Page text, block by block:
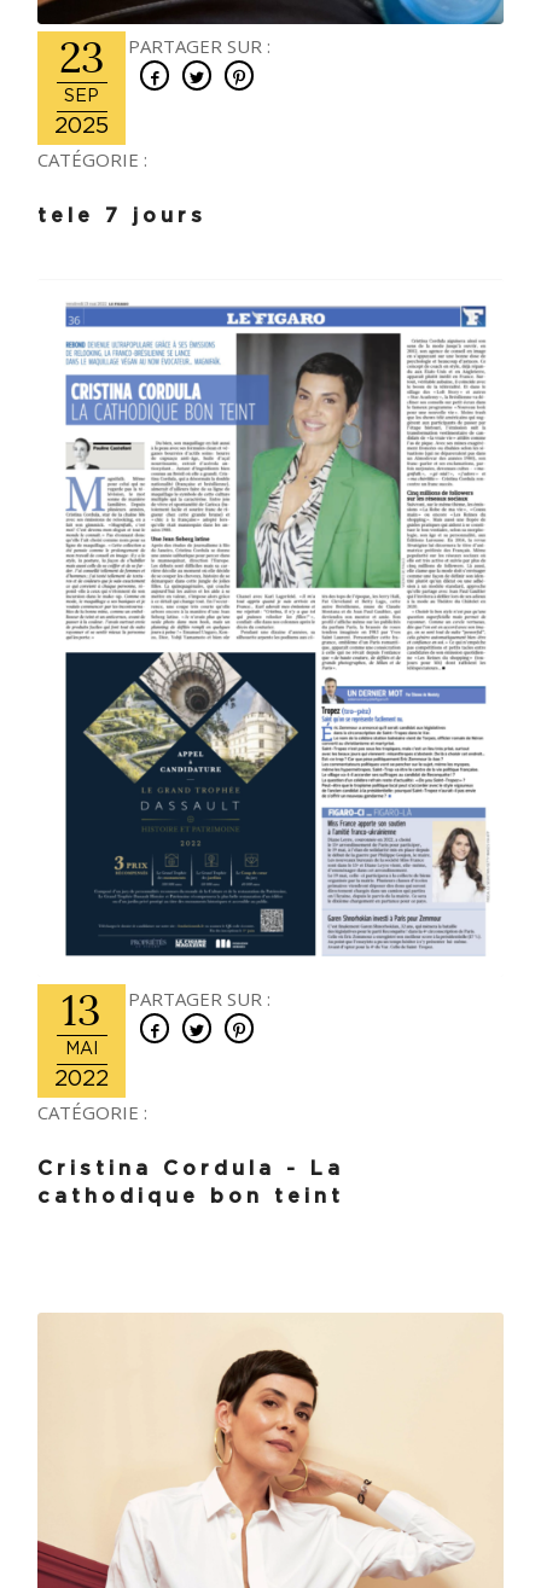
23
SEP
2025
PARTAGER SUR :
CATÉGORIE :
tele 7 jours
13
MAI
2022
PARTAGER SUR :
CATÉGORIE :
Cristina Cordula - La
cathodique bon teint